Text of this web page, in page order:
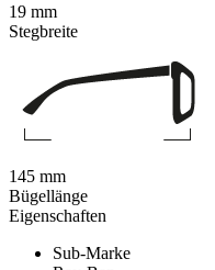
Eigenschaften
Sub-Marke
19 mm
Stegbreite
145 mm
Bügellänge